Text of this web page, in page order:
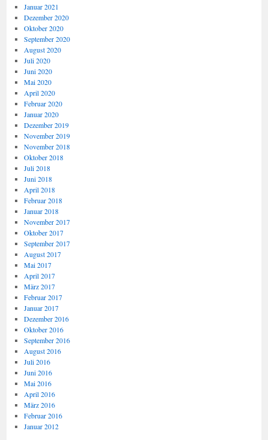
Januar 2021
Dezember 2020
Oktober 2020
September 2020
August 2020
Juli 2020
Juni 2020
Mai 2020
April 2020
Februar 2020
Januar 2020
Dezember 2019
November 2019
November 2018
Oktober 2018
Juli 2018
Juni 2018
April 2018
Februar 2018
Januar 2018
November 2017
Oktober 2017
September 2017
August 2017
Mai 2017
April 2017
März 2017
Februar 2017
Januar 2017
Dezember 2016
Oktober 2016
September 2016
August 2016
Juli 2016
Juni 2016
Mai 2016
April 2016
März 2016
Februar 2016
Januar 2012